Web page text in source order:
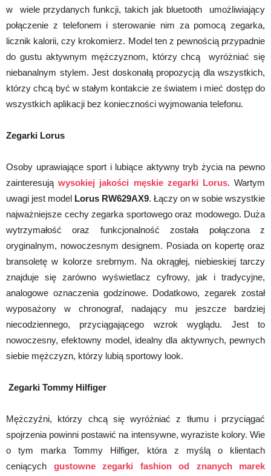
w wiele przydanych funkcji, takich jak bluetooth umożliwiający
połączenie z telefonem i sterowanie nim za pomocą zegarka,
licznik kalorii, czy krokomierz. Model ten z pewnością przypadnie
do gustu aktywnym mężczyznom, którzy chcą wyróżniać się
niebanalnym stylem. Jest doskonałą propozycją dla wszystkich,
którzy chcą być w stałym kontakcie ze światem i mieć dostęp do
wszystkich aplikacji bez konieczności wyjmowania telefonu.
Zegarki Lorus
Osoby uprawiające sport i lubiące aktywny tryb życia na pewno
zainteresują wysokiej jakości męskie zegarki Lorus. Wartym
uwagi jest model Lorus RW629AX9. Łączy on w sobie wszystkie
najważniejsze cechy zegarka sportowego oraz modowego. Duża
wytrzymałość oraz funkcjonalność została połączona z
oryginalnym, nowoczesnym designem. Posiada on kopertę oraz
bransoletę w kolorze srebrnym. Na okrągłej, niebieskiej tarczy
znajduje się zarówno wyświetlacz cyfrowy, jak i tradycyjne,
analogowe oznaczenia godzinowe. Dodatkowo, zegarek został
wyposażony w chronograf, nadający mu jeszcze bardziej
niecodziennego, przyciągającego wzrok wyglądu. Jest to
nowoczesny, efektowny model, idealny dla aktywnych, pewnych
siebie mężczyzn, którzy lubią sportowy look.
Zegarki Tommy Hilfiger
Mężczyźni, którzy chcą się wyróżniać z tłumu i przyciągać
spojrzenia powinni postawić na intensywne, wyraziste kolory. Wie
o tym marka Tommy Hilfiger, która z myślą o klientach
ceniących
gustowne zegarki fashion od znanych marek